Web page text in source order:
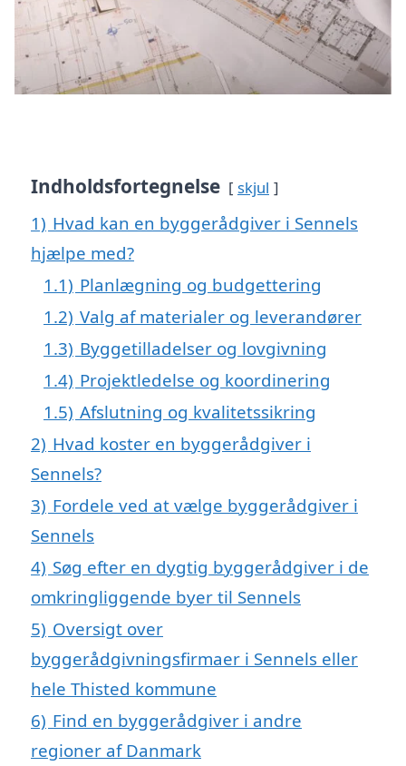
Indholdsfortegnelse skjul
1) Hvad kan en byggerådgiver i Sennels
hjælpe med?
1.1) Planlægning og budgettering
1.2) Valg af materialer og leverandører
1.3) Byggetilladelser og lovgivning
1.4) Projektledelse og koordinering
1.5) Afslutning og kvalitetssikring
2) Hvad koster en byggerådgiver i
Sennels?
3) Fordele ved at vælge byggerådgiver i
Sennels
4) Søg efter en dygtig byggerådgiver i de
omkringliggende byer til Sennels
5) Oversigt over
byggerådgivningsfirmaer i Sennels eller
hele Thisted kommune
6) Find en byggerådgiver i andre
regioner af Danmark